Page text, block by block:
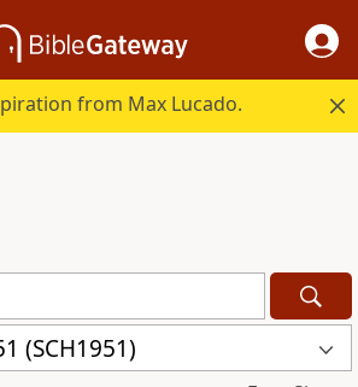
from Max Lucado.
(SCH1951)